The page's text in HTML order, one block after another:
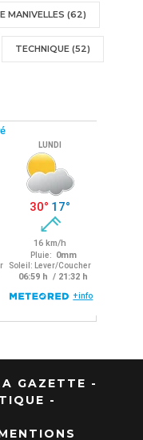
MANIVELLES (62)
TECHNIQUE (52)
GAZETTE -
-